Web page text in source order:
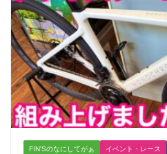
FIN'Sのなにしてがぁ イベント・レース